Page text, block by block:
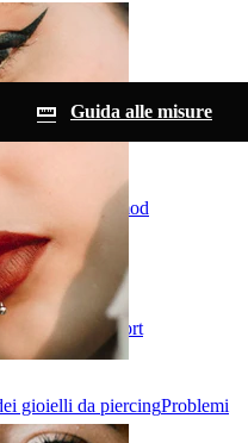
Guida alle misure
Bodymod
Resi &
Bodymod support
gioielli da piercingProblemi